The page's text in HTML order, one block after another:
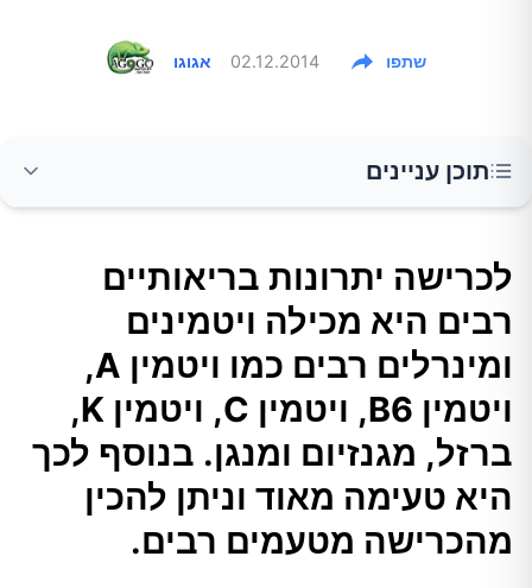
אגוגו 02.12.2014 שתפו
תוכן עניינים
ויטמין C, ויטמין K, ברזל, מגנזיום ומנגן. בנוסף לכך
היא טעימה מאוד וניתן להכין מהכרישה מטעמים
רבים.
כרישה טובה לירידה במשקל
כרישה מפחיתה את הסיכון למחלות דלקתיות
כרוניות
לכרישה יתרונות בריאותיים
רבים היא מכילה ויטמינים
ומינרלים רבים כמו ויטמין A,
ויטמין B6, ויטמין C, ויטמין K,
ברזל, מגנזיום ומנגן. בנוסף לכך
היא טעימה מאוד וניתן להכין
מהכרישה מטעמים רבים.